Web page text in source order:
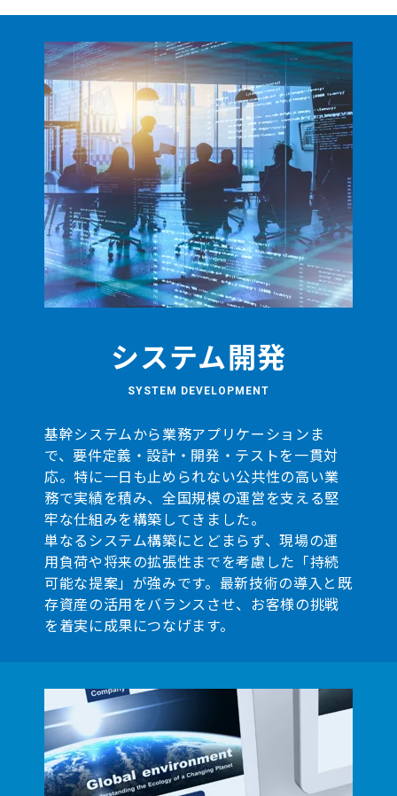
システム開発
SYSTEM DEVELOPMENT
基幹システムから業務アプリケーションま
で、要件定義・設計・開発・テストを一貫対
応。特に一日も止められない公共性の高い業
務で実績を積み、全国規模の運営を支える堅
牢な仕組みを構築してきました。
単なるシステム構築にとどまらず、現場の運
用負荷や将来の拡張性までを考慮した「持続
可能な提案」が強みです。最新技術の導入と既
存資産の活用をバランスさせ、お客様の挑戦
を着実に成果につなげます。